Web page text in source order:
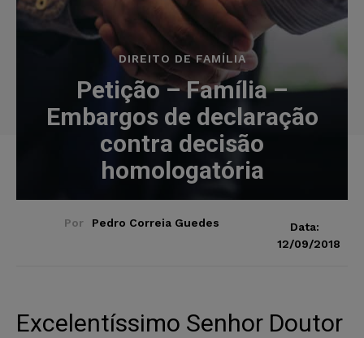
DIREITO DE FAMÍLIA
Petição – Família –
Embargos de declaração
contra decisão
homologatória
Por Pedro Correia Guedes
Data:
12/09/2018
Excelentíssimo Senhor Doutor